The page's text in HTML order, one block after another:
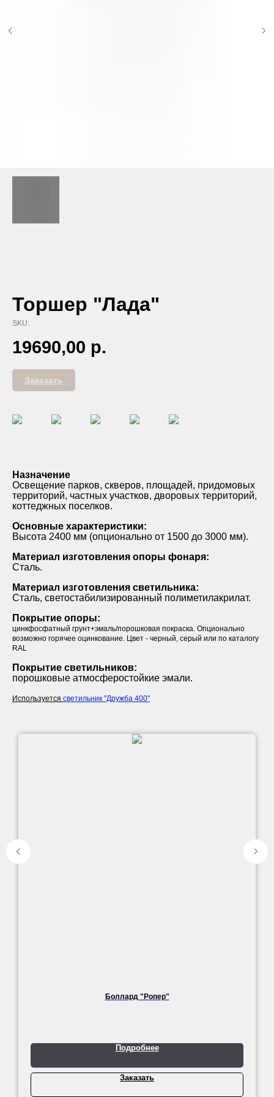
Торшер "Лада"
SKU:
19690,00 р.
Заказать
Назначение
Освещение парков, скверов, площадей, придомовых
территорий, частных участков, дворовых территорий,
коттеджных поселков.
Основные характеристики:
Высота 2400 мм (опционально от 1500 до 3000 мм).
Материал изготовления опоры фонаря:
Сталь.
Материал изготовления светильника:
Сталь, светостабилизированный полиметилакрилат.
Покрытие опоры:
цинкфосфатный грунт+эмаль/порошковая покраска. Опционально
возможно горячее оцинкование. Цвет - черный, серый или по каталогу
RAL
Покрытие светильников:
порошковые атмосферостойкие эмали.
Используется светильник "Дружба 400"
Боллард "Ропер"
Подробнее
Заказать